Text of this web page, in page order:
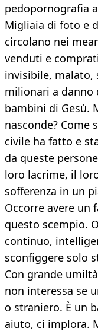
pedopornografia
Migliaia di foto e
circolano nei
venduti e
invisibile, malato,
milionari a
bambini di Gesù.
nasconde? Come
civile ha fatto e
da queste
loro lacrime, il
sofferenza in un
Occorre avere un
questo scempio.
continuo,
sconfiggere solo
Con grande
non interessa se
o straniero. È un
aiuto, ci implora.